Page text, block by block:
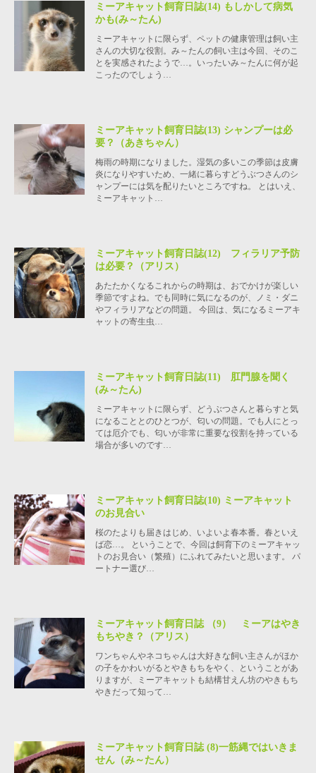
ミーアキャット飼育日誌(14) もしかして病気
かも(み～たん)
ミーアキャットに限らず、ペットの健康管理は飼い主
さんの大切な役割。み～たんの飼い主は今回、そのこ
とを実感されたようで…。いったいみ～たんに何が起
こったのでしょう…
ミーアキャット飼育日誌(13) シャンプーは必
要？（あきちゃん）
梅雨の時期になりました。湿気の多いこの季節は皮膚
炎になりやすいため、一緒に暮らすどうぶつさんのシ
ャンプーには気を配りたいところですね。 とはいえ、
ミーアキャット…
ミーアキャット飼育日誌(12) フィラリア予防
は必要？（アリス）
あたたかくなるこれからの時期は、おでかけが楽しい
季節ですよね。でも同時に気になるのが、ノミ・ダニ
やフィラリアなどの問題。 今回は、気になるミーアキ
ャットの寄生虫…
ミーアキャット飼育日誌(11) 肛門腺を聞く
(み～たん)
ミーアキャットに限らず、どうぶつさんと暮らすと気
になることとのひとつが、匂いの問題。でも人にとっ
ては厄介でも、匂いが非常に重要な役割を持っている
場合が多いのです…
ミーアキャット飼育日誌(10) ミーアキャット
のお見合い
桜のたよりも届きはじめ、いよいよ春本番。春といえ
ば恋…。 ということで、今回は飼育下のミーアキャッ
トのお見合い（繁殖）にふれてみたいと思います。 パ
ートナー選び…
ミーアキャット飼育日誌 （9） ミーアはやき
もちやき？（アリス）
ワンちゃんやネコちゃんは大好きな飼い主さんがほか
の子をかわいがるとやきもちをやく、ということがあ
りますが、ミーアキャットも結構甘えん坊のやきもち
やきだって知って…
ミーアキャット飼育日誌 (8)一筋縄ではいきま
せん（み～たん）